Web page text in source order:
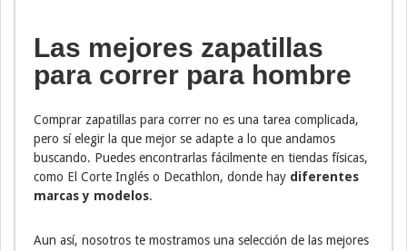
Las mejores zapatillas
para correr para hombre
Comprar zapatillas para correr no es una tarea complicada,
pero sí elegir la que mejor se adapte a lo que andamos
buscando. Puedes encontrarlas fácilmente en tiendas físicas,
como El Corte Inglés o Decathlon, donde hay diferentes
marcas y modelos.
Aun así, nosotros te mostramos una selección de las mejores